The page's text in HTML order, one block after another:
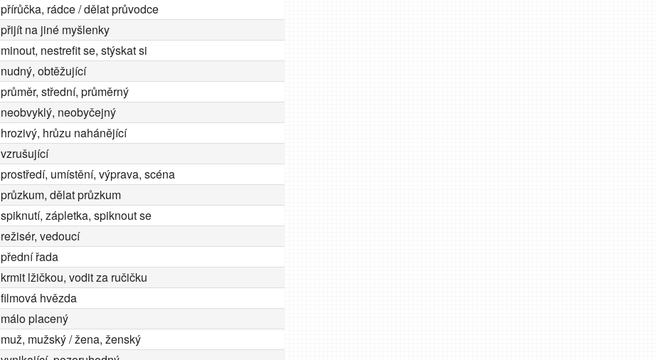
přírůčka, rádce / dělat průvodce
přijít na jiné myšlenky
minout, nestrefit se, stýskat si
nudný, obtěžující
průměr, střední, průměrný
neobvyklý, neobyčejný
hrozivý, hrůzu nahánějící
vzrušující
prostředí, umístění, výprava, scéna
průzkum, dělat průzkum
spiknutí, zápletka, spiknout se
režisér, vedoucí
přední řada
krmit lžičkou, vodit za ručičku
filmová hvězda
málo placený
muž, mužský / žena, ženský